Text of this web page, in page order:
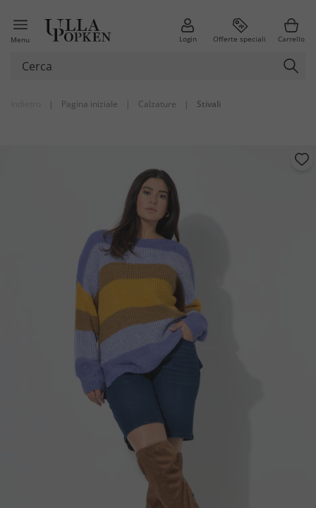
Menu Login Offerte speciali Carrello
| Pagina iniziale | Calzature | Stivali